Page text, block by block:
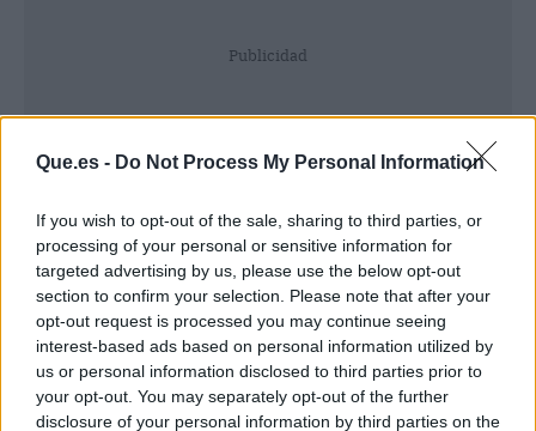
Que.es - Do Not Process My Personal Information
If you wish to opt-out of the sale, sharing to third parties, or
processing of your personal or sensitive information for
targeted advertising by us, please use the below opt-out
section to confirm your selection. Please note that after your
opt-out request is processed you may continue seeing
interest-based ads based on personal information utilized by
us or personal information disclosed to third parties prior to
your opt-out. You may separately opt-out of the further
disclosure of your personal information by third parties on the
Publicidad